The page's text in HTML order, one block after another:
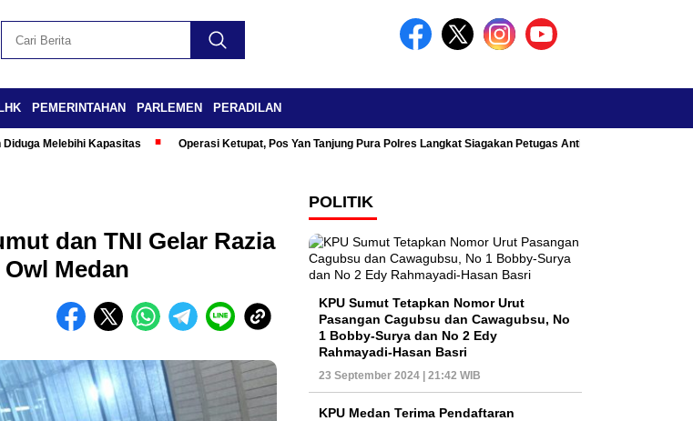
LHK PEMERINTAHAN PARLEMEN PERADILAN
Melebihi Kapasitas Operasi Ketupat, Pos Yan Tanjung Pura Polres Langkat Siagakan Petugas Antisipasi Kemacetan
dan TNI Gelar Razia
Medan
POLITIK
KPU Sumut Tetapkan Nomor Urut
Pasangan Cagubsu dan Cawagubsu, No
1 Bobby-Surya dan No 2 Edy
Rahmayadi-Hasan Basri
23 September 2024 | 21:42 WIB
KPU Medan Terima Pendaftaran